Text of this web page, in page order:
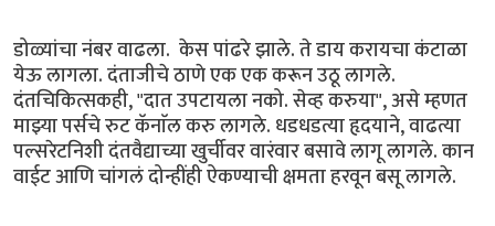
डोळ्यांचा नंबर वाढला. केस पांढरे झाले. ते डाय करायचा कंटाळा
येऊ लागला. दंताजीचे ठाणे एक एक करून उठू लागले.
दंतचिकित्सकही, "दात उपटायला नको. सेव्ह करुया", असे म्हणत
माझ्या पर्सचे रुट कॅनाॅल करु लागले. धडधडत्या हृदयाने, वाढत्या
पल्सरेटनिशी दंतवैद्याच्या खुर्चीवर वारंवार बसावे लागू लागले. कान
वाईट आणि चांगलं दोन्हींही ऐकण्याची क्षमता हरवून बसू लागले.